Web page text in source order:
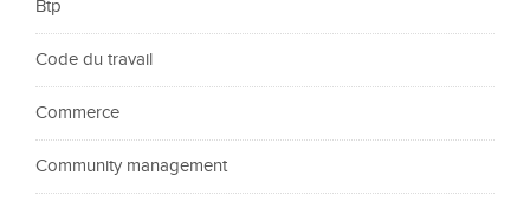
Btp
Code du travail
Commerce
Community management